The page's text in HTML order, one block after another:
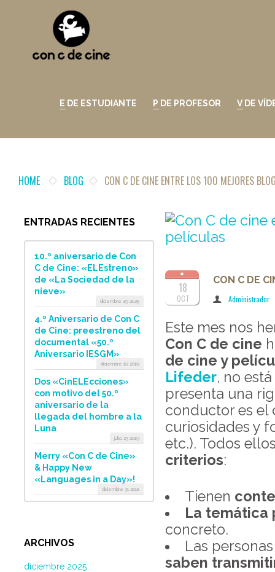
E DE ESTUDIANTE P DE PROFESOR V DE
HOME BLOG CON C DE CINE ENTRE LOS 100 MEJORES
ENTRADAS RECIENTES
10.º aniversario de Con
C de Cine: «ELEstreno»
de «La Sociedad de la
nieve»
diciembre 29 2025
4.º Aniversario de Con C
de Cine: preestreno del
documental «50.º
Aniversario IESGM»
diciembre 19 2019
Dos «CinELEcciones»
con motivo del 50.º
aniversario de la
llegada del hombre a la
Luna
julio 23 2019
Merry «Con C de Cine»
& Happy New
«Languages in a Day»!
diciembre 31 2018
ARCHIVOS
diciembre 2025
18
OCT
CON C DE
Administrador
Este mes nos
Con C de cine
de cine y
Lifeder, no
presenta una
conductor es el
curiosidades y
etc.). Todos
criterios:
Tienen
La temática
concreto.
Las
saben